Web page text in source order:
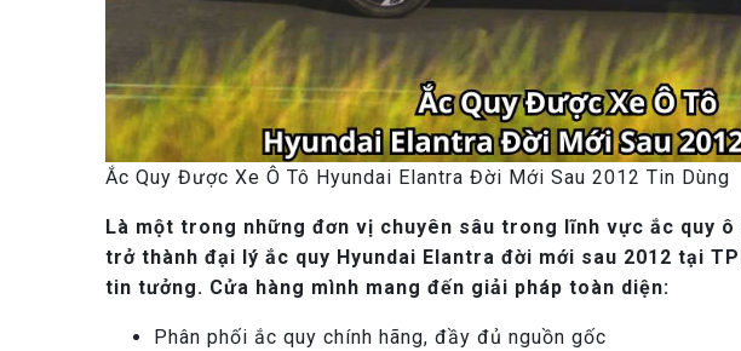
Ắc Quy Được Xe Ô Tô Hyundai Elantra Đời Mới Sau 2012 Tin Dùng
Là một trong những đơn vị chuyên sâu trong lĩnh vực ắc quy
trở thành đại lý ắc quy Hyundai Elantra đời mới sau 2012 tại
tin tưởng. Cửa hàng mình mang đến giải pháp toàn diện:
Phân phối ắc quy chính hãng, đầy đủ nguồn gốc